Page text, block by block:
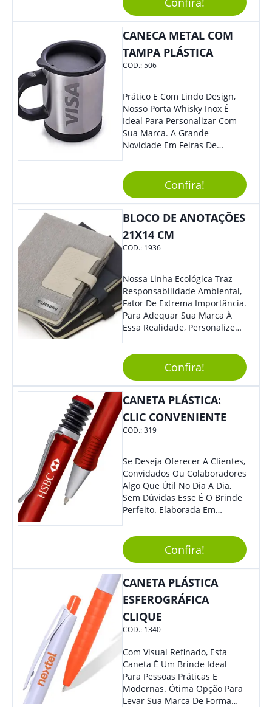
Material Reciclado, O Brinde
Também É Prático, Tornando-
Se Assim Excelente Para Uso
Cotidiano. Perfeito, Não É?!
CANECA METAL COM
TAMPA PLÁSTICA
COD.:506
Prático E Com Lindo Design,
Nosso Porta Whisky Inox É
Ideal Para Personalizar Com
Sua Marca. A Grande
Novidade Em Feiras De
Corporativos Será Esse
Incrível Brinde, Trazendo
Ainda Mais Destaque Para
Sua Empresa.
Confira!
BLOCO DE ANOTAÇÕES
21X14 CM
COD.: 1936
Nossa Linha Ecológica Traz
Responsabilidade Ambiental,
Fator De Extrema Importância.
Para Adequar Sua Marca À
Essa Realidade, Personalize
Anotações Com Post-It E
Caneta. Elaborado A Partir De
Material Reciclado, O Brinde
Também É Prático, Tornando-
Se Assim Excelente Para Uso
Cotidiano. Perfeito, Não É?!
Confira!
CANETA PLÁSTICA:
CLIC CONVENIENTE
COD.:319
Se Deseja Oferecer A Clientes,
Convidados Ou Colaboradores
Algo Que Útil No Dia A Dia,
Sem Dúvidas Esse É O Brinde
Perfeito. Elaborada Em
Com Detalhes Em Metal, Essa
Incrível Caneta Esferográfica É
Acionada Na Por Clic Na Parte
Superior.
Confira!
CANETA PLÁSTICA
ESFEROGRÁFICA
CLIQUE
COD.: 1340
Com Visual Refinado, Esta
Caneta É Um Brinde Ideal
Para Pessoas Práticas E
Modernas. Ótima Opção Para
Levar Sua Marca De Forma